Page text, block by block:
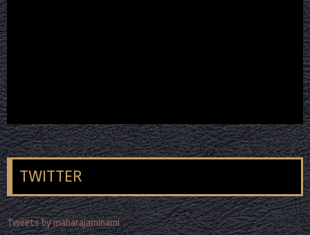
TWITTER
Tweets by maharajaminami